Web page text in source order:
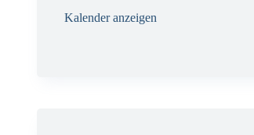
Kalender anzeigen